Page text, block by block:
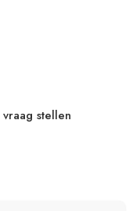
vraag stellen